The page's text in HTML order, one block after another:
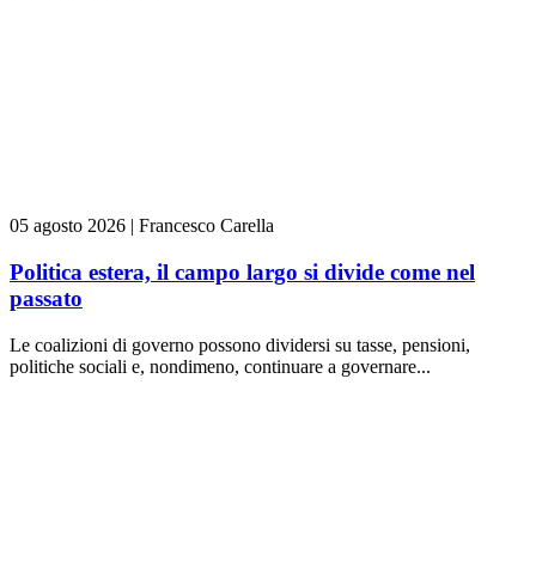
05 agosto 2026 | Francesco Carella
Politica estera, il campo largo si divide come nel
passato
Le coalizioni di governo possono dividersi su tasse, pensioni,
politiche sociali e, nondimeno, continuare a governare...